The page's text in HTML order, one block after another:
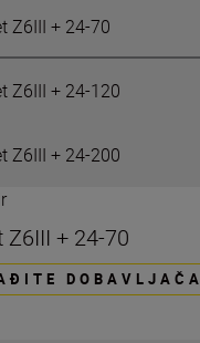
Z6III + 24-70
Z6III + 24-120
Z6III + 24-200
Z6III + 24-70
DOBAVLJAČA